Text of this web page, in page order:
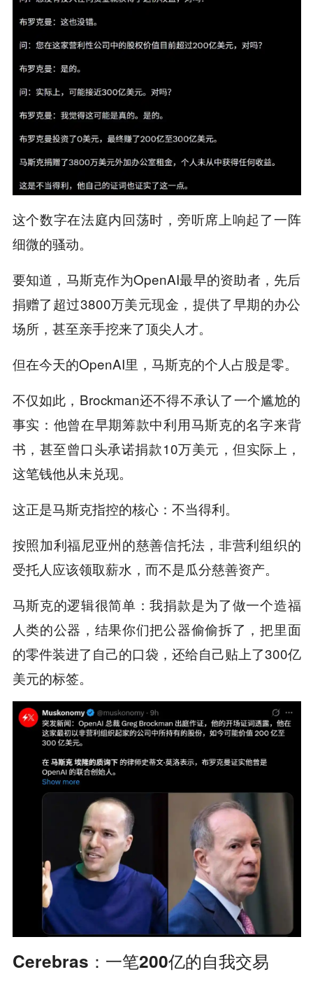
这个数字在法庭内回荡时，旁听席上响起了一阵
细微的骚动。
要知道，马斯克作为OpenAI最早的资助者，先后
捐赠了超过3800万美元现金，提供了早期的办公
场所，甚至亲手挖来了顶尖人才。
但在今天的OpenAI里，马斯克的个人占股是零。
不仅如此，Brockman还不得不承认了一个尴尬的
事实：他曾在早期筹款中利用马斯克的名字来背
书，甚至曾口头承诺捐款10万美元，但实际上，
这笔钱他从未兑现。
这正是马斯克指控的核心：不当得利。
按照加利福尼亚州的慈善信托法，非营利组织的
受托人应该领取薪水，而不是瓜分慈善资产。
马斯克的逻辑很简单：我捐款是为了做一个造福
人类的公器，结果你们把公器偷偷拆了，把里面
的零件装进了自己的口袋，还给自己贴上了300亿
美元的标签。
Cerebras：一笔200亿的自我交易